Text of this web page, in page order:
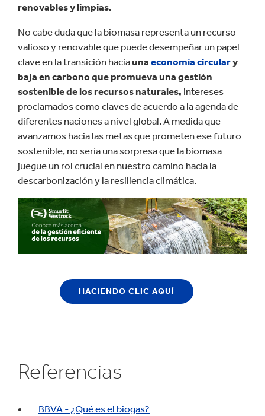
renovables y limpias.
No cabe duda que la biomasa representa un recurso
valioso y renovable que puede desempeñar un papel
clave en la transición haciauna economía circulary
baja en carbono que promueva una gestión
sostenible de los recursos naturales, intereses
proclamados como claves de acuerdo a la agenda de
diferentes naciones a nivel global. A medida que
avanzamos hacia las metas que prometen ese futuro
sostenible, no sería una sorpresa que la biomasa
juegue un rol crucial en nuestro camino hacia la
descarbonización y la resiliencia climática.
HACIENDO CLIC AQUÍ
Referencias
BBVA - ¿Qué es el biogas?